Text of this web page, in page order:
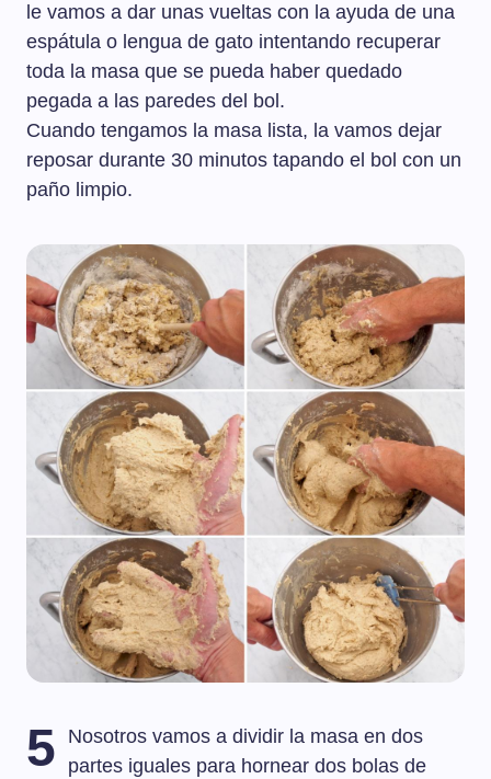
le vamos a dar unas vueltas con la ayuda de una
espátula o lengua de gato intentando recuperar
toda la masa que se pueda haber quedado
pegada a las paredes del bol.
Cuando tengamos la masa lista, la vamos dejar
reposar durante 30 minutos tapando el bol con un
paño limpio.
5
Nosotros vamos a dividir la masa en dos
partes iguales para hornear dos bolas de